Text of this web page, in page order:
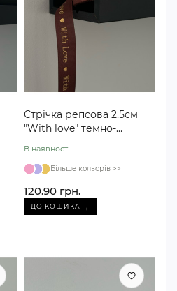
Стрічка репсова 2,5см
"With love" темно-
В наявності
Більше кольорів >>
120.90 грн.
ДО КОШИКА →